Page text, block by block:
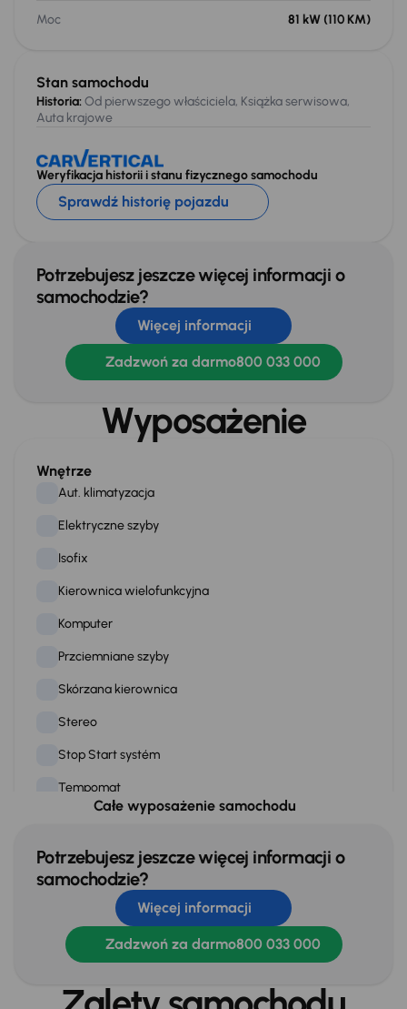
Stan samochodu
Historia:Od pierwszego właściciela, Książka serwisowa,
Auta krajowe
Weryfikacja historii i stanu fizycznego samochodu
Sprawdź historię pojazdu
Moc
81 kW (110 KM)
Potrzebujesz jeszcze więcej informacji o
samochodzie?
Więcej informacji
Zadzwoń za darmo800 033 000
Wyposażenie
Wnętrze
Aut. klimatyzacja
Elektryczne szyby
Isofix
Kierownica wielofunkcyjna
Komputer
Przciemniane szyby
Skórzana kierownica
Stereo
Stop Start systém
Tempomat
Zamek centralny
Na zewnątrz
Oryginalne Alufelgi
Całe wyposażenie samochodu
Potrzebujesz jeszcze więcej informacji o
samochodzie?
Więcej informacji
Zadzwoń za darmo800 033 000